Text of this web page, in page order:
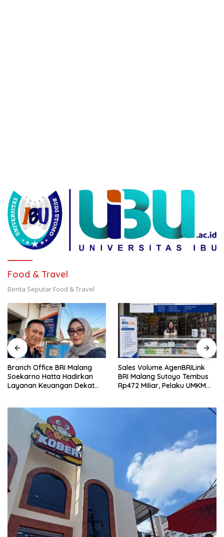
Food & Travel
Berita Seputar Food & Travel
Branch Office BRI Malang
Soekarno Hatta Hadirkan
Layanan Keuangan Dekat
Sales Volume AgenBRILink
BRI Malang Sutoyo Tembus
Rp472 Miliar, Pelaku UMKM